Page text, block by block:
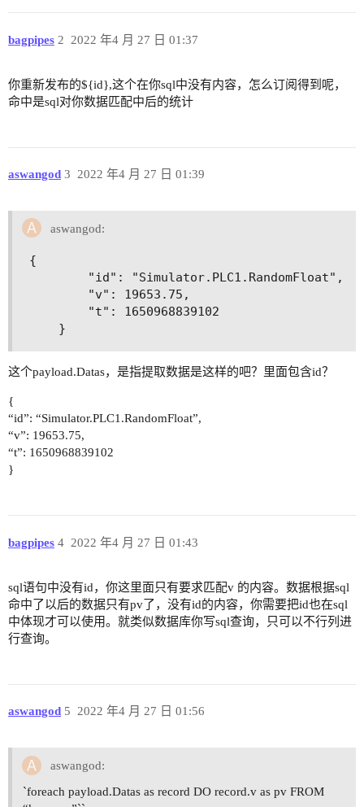
bagpipes 2022 年4 月 27 日 01:37
2
你重新发布的${id},这个在你sql中没有内容，怎么订阅得到呢，
命中是sql对你数据匹配中后的统计
aswangod 2022 年4 月 27 日 01:39
3
aswangod:
{
这个payload.Datas，是指提取数据是这样的吧？里面包含id？
{
“id”: “Simulator.PLC1.RandomFloat”,
“v”: 19653.75,
“t”: 1650968839102
}
bagpipes 2022 年4 月 27 日 01:43
4
sql语句中没有id，你这里面只有要求匹配v 的内容。数据根据sql
命中了以后的数据只有pv了，没有id的内容，你需要把id也在sql
中体现才可以使用。就类似数据库你写sql查询，只可以不行列进
行查询。
aswangod 2022 年4 月 27 日 01:56
5
aswangod:
`foreach payload.Datas as record DO record.v as pv FROM